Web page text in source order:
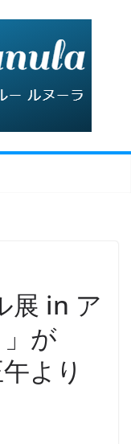
展 in ア
が
より